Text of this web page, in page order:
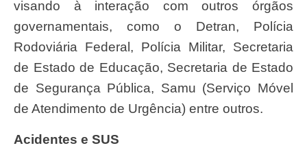
visando à interação com outros órgãos
governamentais, como o Detran, Polícia
Rodoviária Federal, Polícia Militar, Secretaria
de Estado de Educação, Secretaria de Estado
de Segurança Pública, Samu (Serviço Móvel
de Atendimento de Urgência) entre outros.
Acidentes e SUS